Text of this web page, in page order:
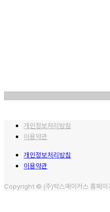
개인정보처리방침
이용약관
개인정보처리방침
이용약관
Copyright © (주)박스메이커스 홈페